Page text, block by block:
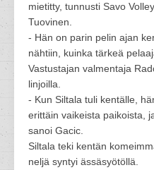
mietitty, tunnusti Savo
Tuovinen.
- Hän on parin pelin ajan
nähtiin, kuinka tärkeä
Vastustajan valmentaja
linjoilla.
- Kun Siltala tuli kentälle,
erittäin vaikeista paikoista,
sanoi Gacic.
Siltala teki kentän
neljä syntyi ässäsyötöllä.